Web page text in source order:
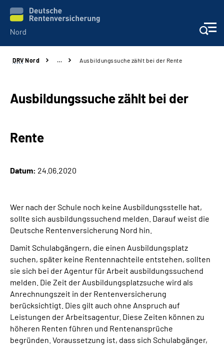
Aktuelles
Services
Über uns
Online-Services
Inhalte in Gebärdensprache (DGS)
Leichte Sprache
Suche
DRV Nord … Ausbildungssuche zählt bei der Rente
Ausbildungssuche zählt bei der
Rente
Datum: 24.06.2020
Wer nach der Schule noch keine Ausbildungsstelle hat,
sollte sich ausbildungssuchend melden. Darauf weist die
Deutsche Rentenversicherung Nord hin.
Damit Schulabgängern, die einen Ausbildungsplatz
suchen, später keine Rentennachteile entstehen, sollten
sie sich bei der Agentur für Arbeit ausbildungssuchend
melden. Die Zeit der Ausbildungsplatzsuche wird als
Anrechnungszeit in der Rentenversicherung
berücksichtigt. Dies gilt auch ohne Anspruch auf
Leistungen der Arbeitsagentur. Diese Zeiten können zu
höheren Renten führen und Rentenansprüche
begründen. Voraussetzung ist, dass sich Schulabgänger,